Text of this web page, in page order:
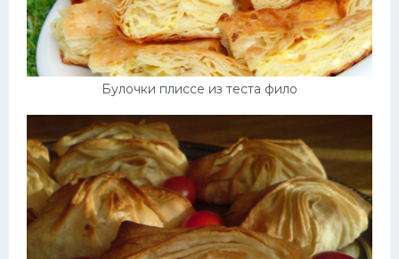
Булочки плиссе из теста фило